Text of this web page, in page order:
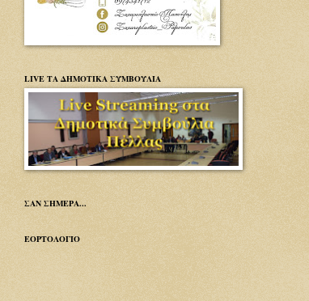
LIVE ΤΑ ΔΗΜΟΤΙΚΑ ΣΥΜΒΟΥΛΙΑ
ΣΑΝ ΣΗΜΕΡΑ...
ΕΟΡΤΟΛΟΓΙΟ